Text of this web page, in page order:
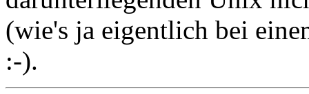
(wie's ja eigentlich bei
:-).